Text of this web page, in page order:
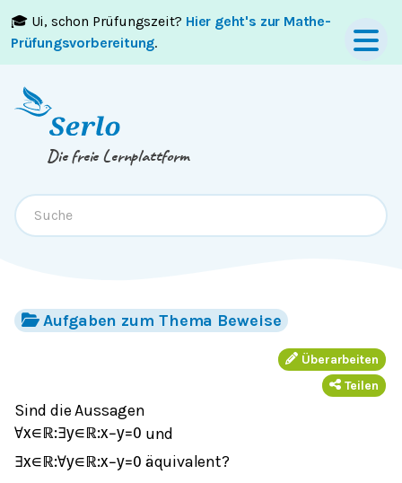
🎓 Ui, schon Prüfungszeit? Hier geht's zur Mathe-
Prüfungsvorbereitung.
Springe zumInhaltoderFooter
Die freie Lernplattform
Aufgaben zum Thema Beweise
Überarbeiten
Teilen
Sind die Aussagen
∀x∈ ℝ:∃y∈ ℝ:x−y=0 und
∃x∈ ℝ:∀y∈ ℝ:x−y=0 äquivalent?